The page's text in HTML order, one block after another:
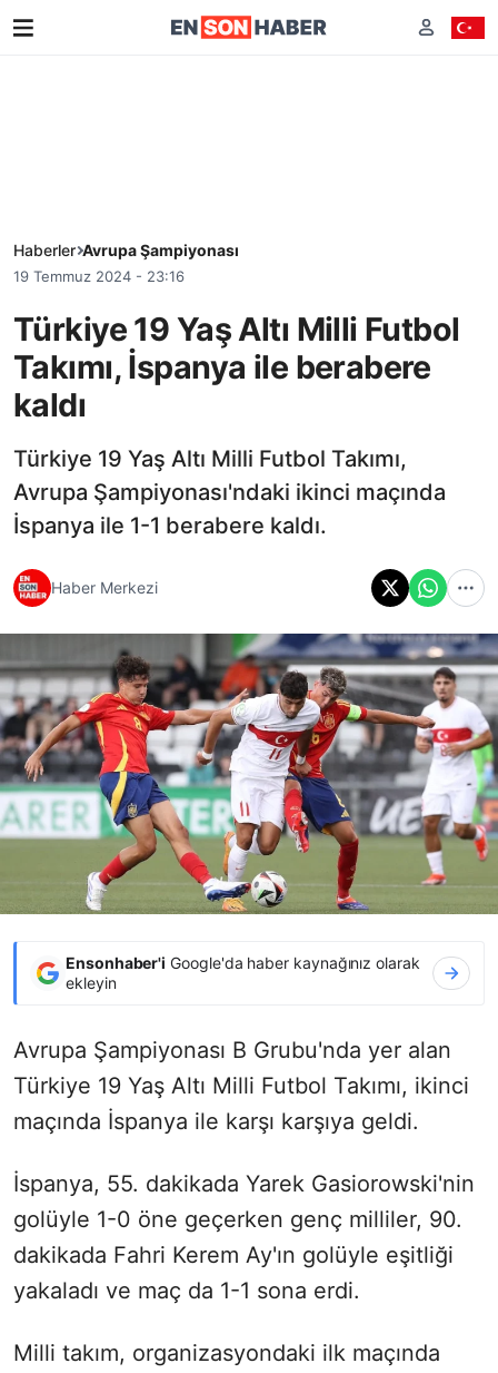
Haberler Avrupa Şampiyonası
19 Temmuz 2024 - 23:16
Türkiye 19 Yaş Altı Milli Futbol
Takımı, İspanya ile berabere
kaldı
Türkiye 19 Yaş Altı Milli Futbol Takımı,
Avrupa Şampiyonası'ndaki ikinci maçında
İspanya ile 1-1 berabere kaldı.
Haber Merkezi
Ensonhaber'i Google'da haber kaynağınız olarak
ekleyin
Avrupa Şampiyonası B Grubu'nda yer alan
Türkiye 19 Yaş Altı Milli Futbol Takımı, ikinci
maçında İspanya ile karşı karşıya geldi.
İspanya, 55. dakikada Yarek Gasiorowski'nin
golüyle 1-0 öne geçerken genç milliler, 90.
dakikada Fahri Kerem Ay'ın golüyle eşitliği
yakaladı ve maç da 1-1 sona erdi.
Milli takım, organizasyondaki ilk maçında